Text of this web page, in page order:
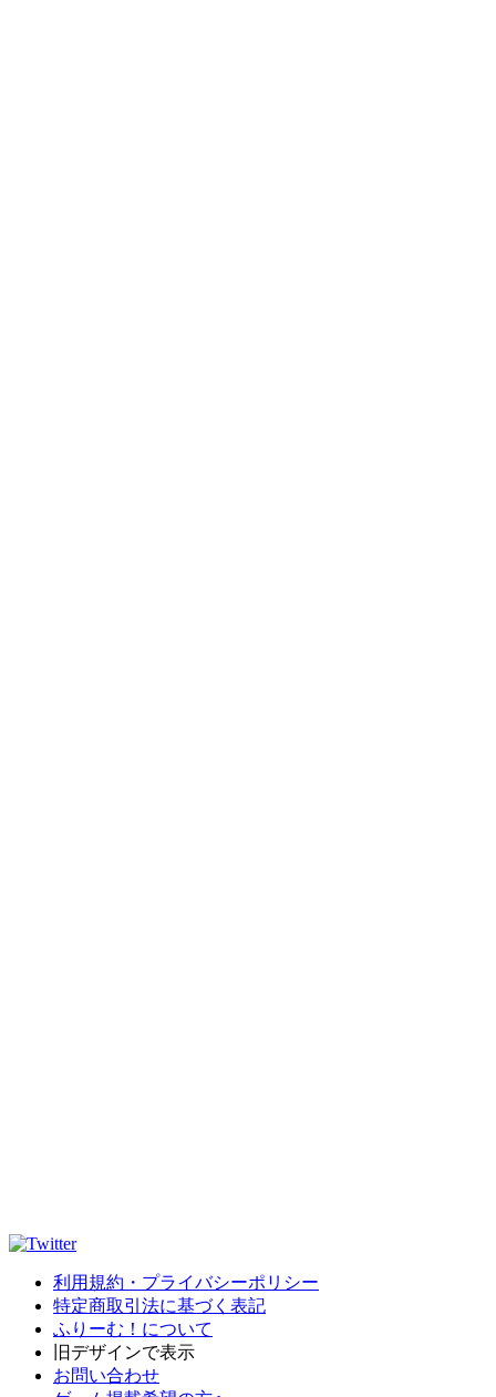
利用規約・プライバシーポリシー
特定商取引法に基づく表記
ふりーむ！について
旧デザインで表示
お問い合わせ